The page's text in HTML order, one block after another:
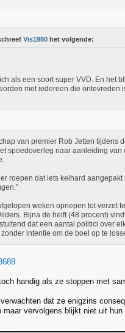
Vis1980 het volgende:
als een soort super VVD. En het
met iedereen die ontevreden
van premier Rob Jetten tijdens
spoedoverleg naar aanleiding
roepen dat iets keihard
weken opriepen tot verzet
Bijna de helft (48 procent)
dat een aantal politici over
intentie om de boel op te
handig als ze stoppen met
dat ze enigzins
vervolgens blijkt niet uit